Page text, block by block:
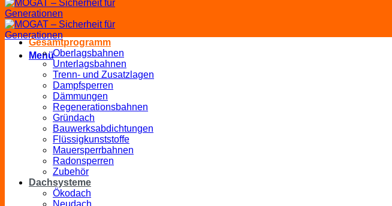
Menü
Gesamtprogramm
Oberlagsbahnen
Unterlagsbahnen
Trenn- und Zusatzlagen
Dampfsperren
Dämmungen
Regenerationsbahnen
Gründach
Bauwerksabdichtungen
Flüssigkunststoffe
Mauersperrbahnen
Radonsperren
Zubehör
Dachsysteme
Ökodach